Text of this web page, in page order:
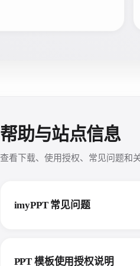
帮助与站点信息
查看下载、使用授权、常见问题和
imyPPT 常见问题
PPT 模板使用授权说明